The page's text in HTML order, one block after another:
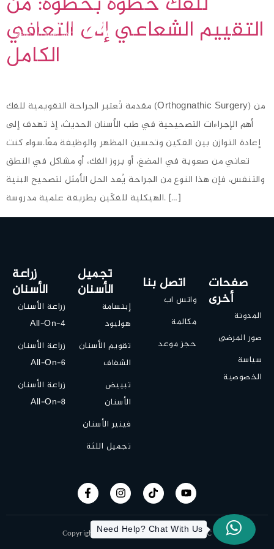
التقييم الشعاعي إلى التعافي
الكامل
مقدمة تُعتبر الجراحة التقويمية للفك (Orthognathic Surgery) من
أهم الإجراءات التصحيحية في طب الأسنان الحديث، إذ تهدف إلى
إعادة التوازن بين الفكين وتحسين المظهر والوظيفة معًا.سواء كنت
تعاني من صعوبة في المضغ، أو بروز الفك، أو مشاكل في النطق
والتنفس، فإن هذا النوع من الجراحة يُعد الحل الأمثل لتصحيح البنية
الهيكلية للفكّين بطريقة علمية مدروسة. […]
زراعة
الأسنان
زراعة الأسنان
All-On-4
زراعة الأسنان
All-On-6
زراعة الأسنان
All-On-8
تجميل
الأسنان
إبتسامة
هوليود
تقويم الأسنان
الشفاف
تبييض
الأسنان
فينير الأسنان
تجميل اللثة
اتصل بنا
واتس اب
مكالمة
حجز موعد
صفحات
أخرى
المدونة
صور المرضى
سياسة
الخصوصية
Copyright © 2019 All-On-X | Designed by ITC
Need Help? Chat With Us